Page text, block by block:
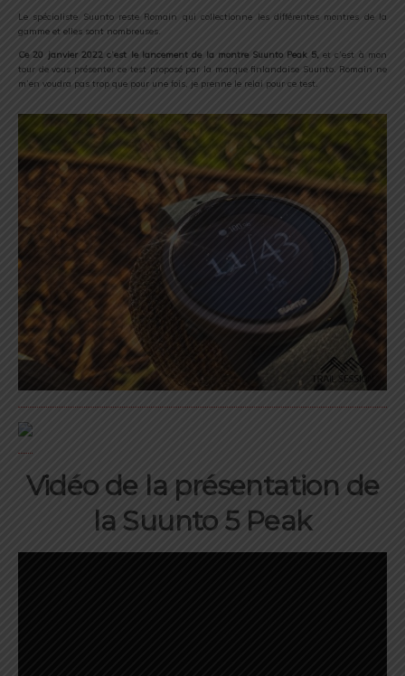
Le spécialiste Suunto reste Romain qui collectionne les différentes montres de la
gamme et elles sont nombreuses.
Ce 20 janvier 2022 c’est le lancement de la montre Suunto Peak 5,et c’est à mon
tour de vous présenter ce test proposé par la marque finlandaise Suunto. Romain ne
m’en voudra pas trop que pour une fois, je prenne le relai pour ce test.
Vidéo de la présentation de
la Suunto 5 Peak